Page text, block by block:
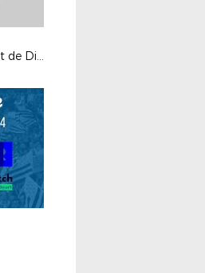
Gambardella - Retour sur l'exploit de Dinan Léhon FC